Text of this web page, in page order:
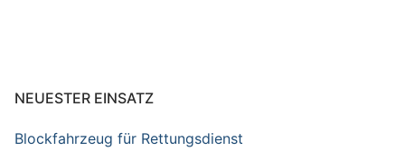
NEUESTER EINSATZ
Blockfahrzeug für Rettungsdienst